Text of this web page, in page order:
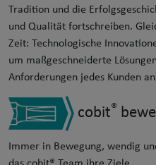
Tradition und die
und Qualität fortschreiben.
Zeit: Technologische
um maßgeschneiderte
Anforderungen jedes Kunden
cobit®
Immer in Bewegung, wendig